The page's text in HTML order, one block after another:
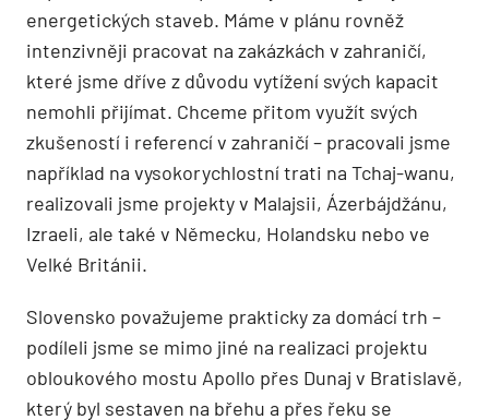
energetických staveb. Máme v plánu rovněž
intenzivněji pracovat na zakázkách v zahraničí,
které jsme dříve z důvodu vytížení svých kapacit
nemohli přijímat. Chceme přitom využít svých
zkušeností i referencí v zahraničí – pracovali jsme
například na vysokorychlostní trati na Tchaj-wanu,
realizovali jsme projekty v Malajsii, Ázerbájdžánu,
Izraeli, ale také v Německu, Holandsku nebo ve
Velké Británii.
Slovensko považujeme prakticky za domácí trh –
podíleli jsme se mimo jiné na realizaci projektu
obloukového mostu Apollo přes Dunaj v Bratislavě,
který byl sestaven na břehu a přes řeku se